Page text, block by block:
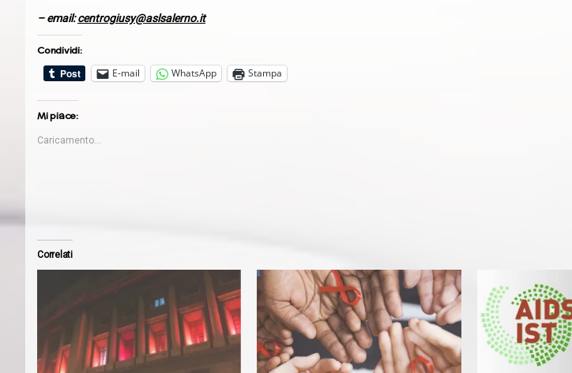
– email:centrogiusy@aslsalerno.it
Condividi:
E-mail
WhatsApp Stampa
Mi piace:
Caricamento...
Correlati